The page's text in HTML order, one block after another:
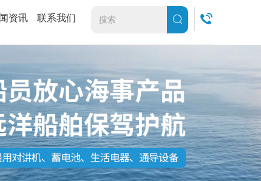
资讯 联系我们